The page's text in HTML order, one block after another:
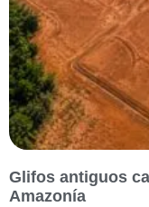
Glifos antiguos
Amazonía